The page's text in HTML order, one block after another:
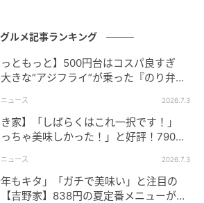
」が展開されているのだとか。物
ンテンツがあるそうで…？
ゲームも楽しめる！
グルメ記事ランキング
っともっと】500円台はコスパ良すぎ
きな“アジフライ”が乗った『のり弁
ュース 2026.7.3
き家】「しばらくはこれ一択です！」
っちゃ美味しかった！」と好評！790円
ュース 2026.7.3
年もキタ」「ガチで美味い」と注目の
吉野家】838円の夏定番メニューがさ